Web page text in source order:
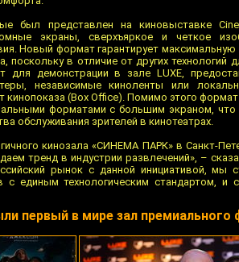
был представлен на киновыставке
экраны, сверхъяркое и четкое
Новый формат гарантирует максимальную
поскольку в отличие от других технологий
для демонстрации в зале LUXE,
независимые киноленты или
(Box Office). Помимо этого
форматами с большим экраном,
обслуживания зрителей в кинотеатрах.
кинозала «СИНЕМА ПАРК» в Санкт-
тренд в индустрии развлечений», –
рынок с данной инициативой, мы
единым технологическим стандартом, и
первый в мире зал премиального